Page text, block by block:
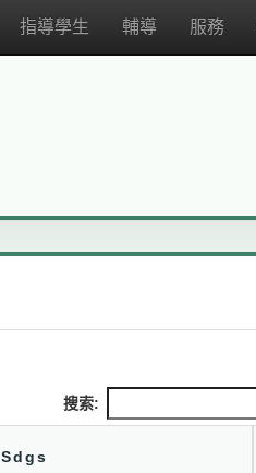
指導學生 輔導 服務
搜索:
Sdgs